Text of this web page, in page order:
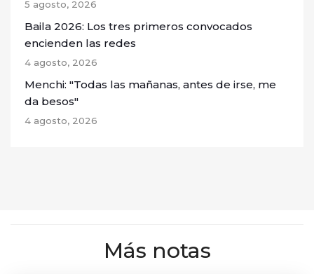
5 agosto, 2026
Baila 2026: Los tres primeros convocados
encienden las redes
4 agosto, 2026
Menchi: "Todas las mañanas, antes de irse, me
da besos"
4 agosto, 2026
Más notas